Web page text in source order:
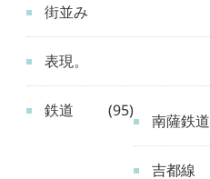
街並み
表現。
鉄道 (95)
南薩鉄道
吉都線